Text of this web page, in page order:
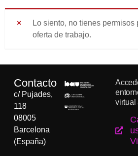
Lo siento, no tienes permisos
oferta de trabajo.
Contacto
c/ Pujades,
118
08005
Barcelona
(España)
virtual